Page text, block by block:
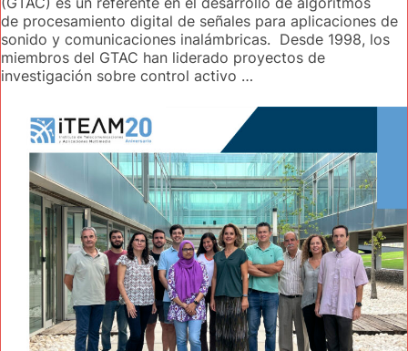
de procesamiento digital de señales para aplicaciones de
sonido y comunicaciones inalámbricas. Desde 1998, los
miembros del GTAC han liderado proyectos de
investigación sobre control activo …